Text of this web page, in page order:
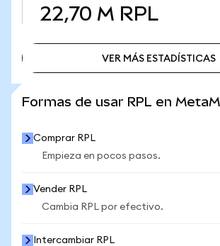
22,70 M RPL
VER MÁS ESTADÍSTICAS
Formas de usar RPL en
Comprar RPL
Empieza en pocos pasos.
Vender RPL
Cambia RPL por efectivo.
Intercambiar RPL